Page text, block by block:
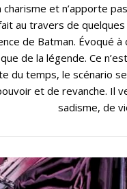
charisme et n’apporte
au travers de
de Batman. Évoqué
de la légende. Ce
du temps, le scénario
et de revanche. Il
sadisme, de